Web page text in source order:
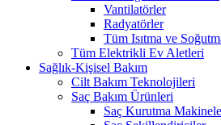
Vantilatörler
Radyatörler
Tüm Isıtma ve
Tüm Elektrikli Ev Aletleri
Sağlık-Kişisel Bakım
Cilt Bakım Teknolojileri
Saç Bakım Ürünleri
Saç Kurutma